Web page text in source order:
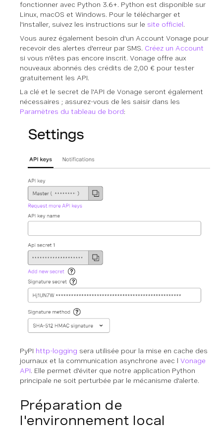
fonctionner avec Python 3.6+. Python est disponible sur
Linux, macOS et Windows. Pour le télécharger et
l'installer, suivez les instructions sur le site officiel.
Vous aurez également besoin d'un Account Vonage pour
recevoir des alertes d'erreur par SMS. Créez un Account
si vous n'êtes pas encore inscrit. Vonage offre aux
nouveaux abonnés des crédits de 2,00 € pour tester
gratuitement les API.
La clé et le secret de l'API de Vonage seront également
nécessaires ; assurez-vous de les saisir dans les
Paramètres du tableau de bord:
PyPI http-logging sera utilisée pour la mise en cache des
journaux et la communication asynchrone avec l Vonage
API. Elle permet d'éviter que notre application Python
principale ne soit perturbée par le mécanisme d'alerte.
Préparation de
l'environnement local